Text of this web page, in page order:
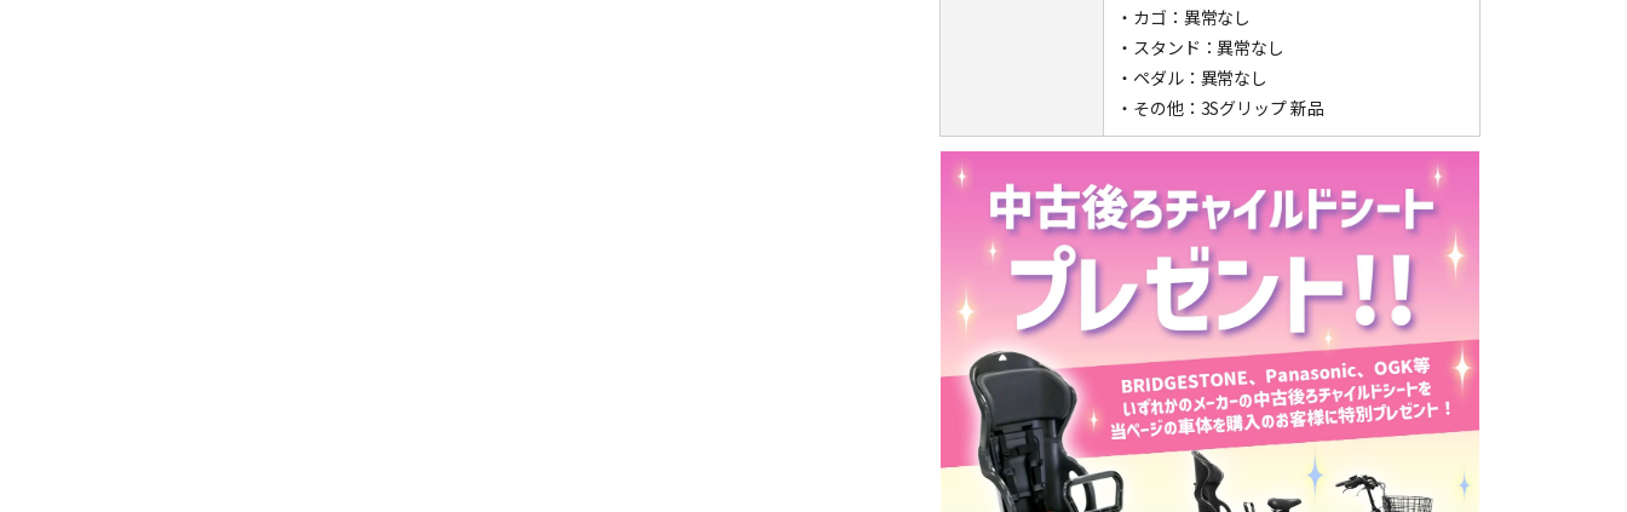
・カゴ：異常なし
・スタンド：異常なし
・ペダル：異常なし
・その他：3Sグリップ 新品